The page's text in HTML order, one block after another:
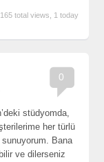
165 total views, 1 today
0
stüdyomda,
her türlü
Bana
ve dilerseniz